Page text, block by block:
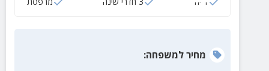
מחירלמשפחה: